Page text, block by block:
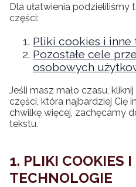
Dla ułatwienia podzieliliśmy
części:
Pliki cookies i inne
Pozostałe cele
osobowych
Jeśli masz mało czasu,
części, która najbardziej Cię
chwilkę więcej, zachęcamy
tekstu.
1. PLIKI COOKIES
TECHNOLOGIE